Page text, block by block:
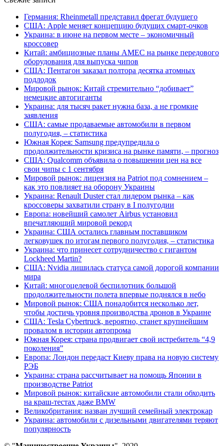
Германия: Rheinmetall представил фрегат будущего
США: Apple меняет концепцию будущих смарт-очков
Украина: в июне на первом месте – экономичный
кроссовер
Китай: амбициозные планы AMEC на рынке передового
оборудования для выпуска чипов
США: Пентагон заказал полтора десятка атомных
подлодок
Мировой рынок: Китай стремительно “добивает”
немецкие автогиганты
Украина: для тысяч ракет нужна база, а не громкие
заявления
США: самые продаваемые автомобили в первом
полугодия, – статистика
Южная Корея: Samsung предупредила о
продолжительности кризиса на рынке памяти, – прогноз
США: Qualcomm объявила о повышении цен на все
свои чипы с 1 сентября
Мировой рынок: лицензия на Patriot под сомнением –
как это повлияет на оборону Украины
Украина: Renault Duster стал лидером рынка – как
кроссоверы захватили страну в I полугодии
Европа: новейший самолет Airbus установил
впечатляющий мировой рекорд
Украина: США остались главным поставщиком
легковушек по итогам первого полугодия, – статистика
Украина: что принесет сотрудничество с гигантом
Lockheed Martin?
США: Nvidia лишилась статуса самой дорогой компании
мира
Китай: многоцелевой беспилотник большой
продолжительности полета впервые поднялся в небо
Мировой рынок: США понадобится несколько лет,
чтобы достичь уровня производства дронов в Украине
США: Tesla Cybertruck, вероятно, станет крупнейшим
провалом в истории автопрома
Южная Корея: страна продвигает свой истребитель “4,9
поколения”
Европа: Лондон передаст Киеву права на новую систему
РЭБ
Украина: страна рассчитывает на помощь Японии в
производстве Patriot
Мировой рынок: китайские автомобили стали обходить
на краш-тестах даже BMW
Великобритания: назван лучший семейный электрокар
Украина: автомобили с дизельными двигателями теряют
популярность